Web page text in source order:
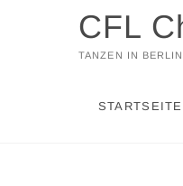
CFL
TANZEN IN
STARTSEITE